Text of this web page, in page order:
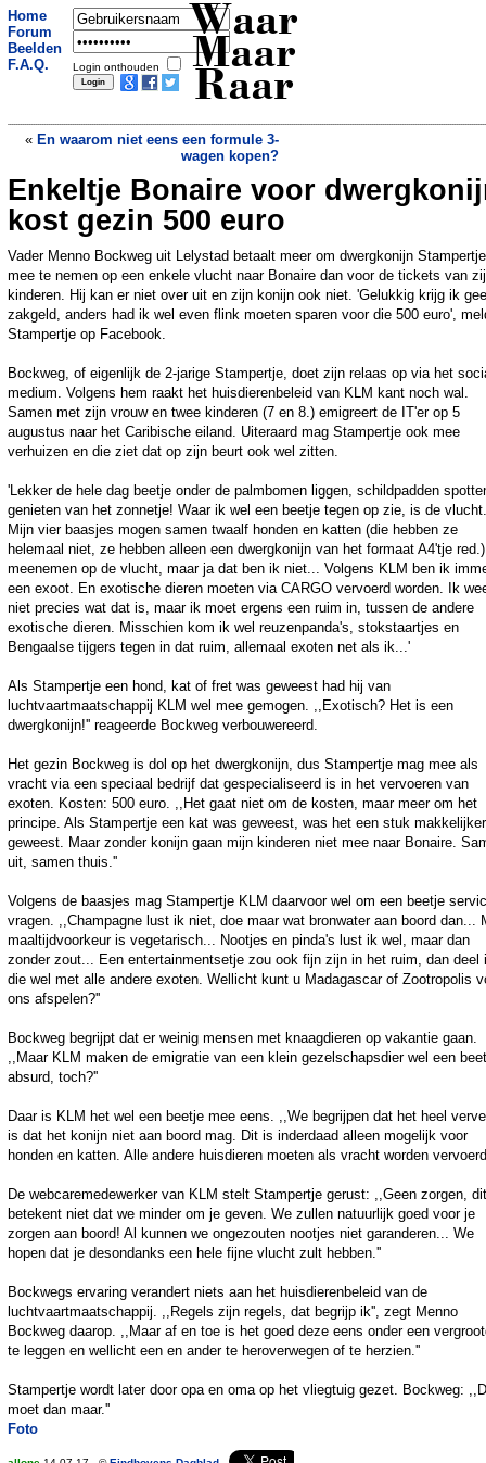
Home
Forum
Beelden
F.A.Q.
Login onthouden
Waar
Maar
Raar
« En waarom niet eens een formule 3-
wagen kopen?
Grootste vliegramp ooit nipt vermeden
nadat piloot zich van landingsbaan
vergist»
Enkeltje Bonaire voor
kost gezin 500 euro
Vader Menno Bockweg uit Lelystad betaalt meer om dwergkonijn Stampertje
mee te nemen op een enkele vlucht naar Bonaire dan voor de tickets van
kinderen. Hij kan er niet over uit en zijn konijn ook niet. 'Gelukkig krijg ik
zakgeld, anders had ik wel even flink moeten sparen voor die 500 euro',
Stampertje op Facebook.
Bockweg, of eigenlijk de 2-jarige Stampertje, doet zijn relaas op via het
medium. Volgens hem raakt het huisdierenbeleid van KLM kant noch wal.
Samen met zijn vrouw en twee kinderen (7 en 8.) emigreert de IT'er op 5
augustus naar het Caribische eiland. Uiteraard mag Stampertje ook mee
verhuizen en die ziet dat op zijn beurt ook wel zitten.
'Lekker de hele dag beetje onder de palmbomen liggen, schildpadden
genieten van het zonnetje! Waar ik wel een beetje tegen op zie, is de
Mijn vier baasjes mogen samen twaalf honden en katten (die hebben ze
helemaal niet, ze hebben alleen een dwergkonijn van het formaat A4'tje red.)
meenemen op de vlucht, maar ja dat ben ik niet... Volgens KLM ben ik
een exoot. En exotische dieren moeten via CARGO vervoerd worden. Ik
niet precies wat dat is, maar ik moet ergens een ruim in, tussen de andere
exotische dieren. Misschien kom ik wel reuzenpanda's, stokstaartjes en
Bengaalse tijgers tegen in dat ruim, allemaal exoten net als ik...'
Als Stampertje een hond, kat of fret was geweest had hij van
luchtvaartmaatschappij KLM wel mee gemogen. ,,Exotisch? Het is een
dwergkonijn!'' reageerde Bockweg verbouwereerd.
Het gezin Bockweg is dol op het dwergkonijn, dus Stampertje mag mee als
vracht via een speciaal bedrijf dat gespecialiseerd is in het vervoeren van
exoten. Kosten: 500 euro. ,,Het gaat niet om de kosten, maar meer om het
principe. Als Stampertje een kat was geweest, was het een stuk makkelijker
geweest. Maar zonder konijn gaan mijn kinderen niet mee naar Bonaire.
uit, samen thuis.''
Volgens de baasjes mag Stampertje KLM daarvoor wel om een beetje
vragen. ,,Champagne lust ik niet, doe maar wat bronwater aan boord dan...
maaltijdvoorkeur is vegetarisch... Nootjes en pinda's lust ik wel, maar dan
zonder zout... Een entertainmentsetje zou ook fijn zijn in het ruim, dan deel
die wel met alle andere exoten. Wellicht kunt u Madagascar of Zootropolis
ons afspelen?''
Bockweg begrijpt dat er weinig mensen met knaagdieren op vakantie gaan.
,,Maar KLM maken de emigratie van een klein gezelschapsdier wel een
absurd, toch?''
Daar is KLM het wel een beetje mee eens. ,,We begrijpen dat het heel
is dat het konijn niet aan boord mag. Dit is inderdaad alleen mogelijk voor
honden en katten. Alle andere huisdieren moeten als vracht worden
De webcaremedewerker van KLM stelt Stampertje gerust: ,,Geen zorgen, dit
betekent niet dat we minder om je geven. We zullen natuurlijk goed voor je
zorgen aan boord! Al kunnen we ongezouten nootjes niet garanderen... We
hopen dat je desondanks een hele fijne vlucht zult hebben.''
Bockwegs ervaring verandert niets aan het huisdierenbeleid van de
luchtvaartmaatschappij. ,,Regels zijn regels, dat begrijp ik'', zegt Menno
Bockweg daarop. ,,Maar af en toe is het goed deze eens onder een
te leggen en wellicht een en ander te heroverwegen of te herzien.''
Stampertje wordt later door opa en oma op het vliegtuig gezet. Bockweg:
moet dan maar.''
Foto